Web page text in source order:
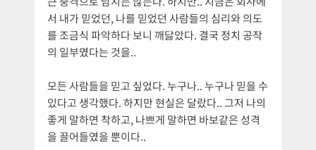
서 내가 믿었던, 나를 믿었던 사람들의 심리와 의도
를 조금식 파악하다 보니 깨닳았다. 결국 정치 공작
의 일부였다는 것을..
모든 사람들을 믿고 싶었다. 누구나.. 누구나 믿을 수
있다고 생각했다. 하지만 현실은 달랐다.. 그저 나의
좋게 말하면 착하고, 나쁘게 말하면 바보같은 성격
을 끌어들였을 뿐이다..